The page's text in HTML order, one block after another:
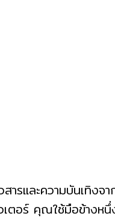
และความบันเทิง
ตอร์ คุณใช้มือข้าง